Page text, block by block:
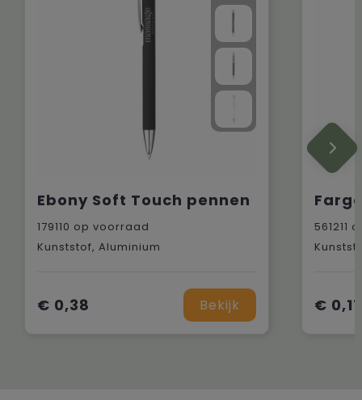
Ebony Soft Touch pennen
179110 op voorraad
Kunststof, Aluminium
€ 0,38 Bekijk
561211
€ 0,11